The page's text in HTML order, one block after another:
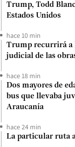
Trump, Todd
Estados Unidos
hace 10 min
Trump recurrirá a
judicial de las
hace 18 min
Dos mayores de
bus que llevaba
Araucanía
hace 24 min
La particular ruta